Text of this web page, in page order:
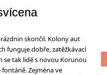
skončil. Kolony aut
funguje dobře, zatěžkávací
se tak lidé s novou Korunou
Zejména ve